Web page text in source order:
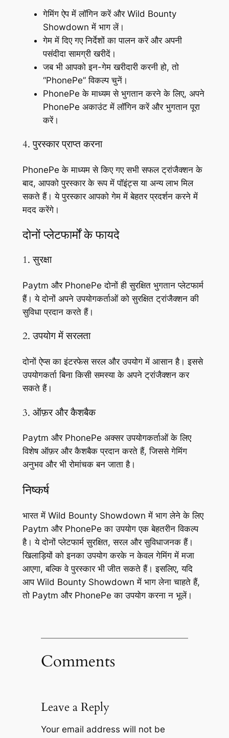
गेमिंग ऐप में लॉगिन करें और Wild Bounty
Showdown में भाग लें।
गेम में दिए गए निर्देशों का पालन करें और अपनी
पसंदीदा सामग्री खरीदें।
जब भी आपको इन-गेम खरीदारी करनी हो, तो
“PhonePe” विकल्प चुनें।
PhonePe के माध्यम से भुगतान करने के लिए, अपने
PhonePe अकाउंट में लॉगिन करें और भुगतान पूरा
करें।
4. पुरस्कार प्राप्त करना
PhonePe के माध्यम से किए गए सभी सफल ट्रांजैक्शन के
बाद, आपको पुरस्कार के रूप में पॉइंट्स या अन्य लाभ मिल
सकते हैं। ये पुरस्कार आपको गेम में बेहतर प्रदर्शन करने में
मदद करेंगे।
दोनों प्लेटफार्मों के फायदे
1. सुरक्षा
Paytm और PhonePe दोनों ही सुरक्षित भुगतान प्लेटफार्म
हैं। ये दोनों अपने उपयोगकर्ताओं को सुरक्षित ट्रांजैक्शन की
सुविधा प्रदान करते हैं।
2. उपयोग में सरलता
दोनों ऐप्स का इंटरफेस सरल और उपयोग में आसान है। इससे
उपयोगकर्ता बिना किसी समस्या के अपने ट्रांजैक्शन कर
सकते हैं।
3. ऑफ़र और कैशबैक
Paytm और PhonePe अक्सर उपयोगकर्ताओं के लिए
विशेष ऑफ़र और कैशबैक प्रदान करते हैं, जिससे गेमिंग
अनुभव और भी रोमांचक बन जाता है।
निष्कर्ष
भारत में Wild Bounty Showdown में भाग लेने के लिए
Paytm और PhonePe का उपयोग एक बेहतरीन विकल्प
है। ये दोनों प्लेटफार्म सुरक्षित, सरल और सुविधाजनक हैं।
खिलाड़ियों को इनका उपयोग करके न केवल गेमिंग में मजा
आएगा, बल्कि वे पुरस्कार भी जीत सकते हैं। इसलिए, यदि
आप Wild Bounty Showdown में भाग लेना चाहते हैं,
तो Paytm और PhonePe का उपयोग करना न भूलें।
Comments
Leave a Reply
Your email address will not be